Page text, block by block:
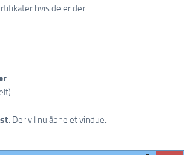
hvis de er der.
. Der vil nu åbne et vindue.